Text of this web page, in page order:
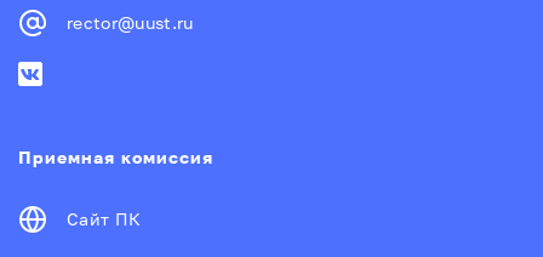
rector@uust.ru
Приемная комиссия
Сайт ПК